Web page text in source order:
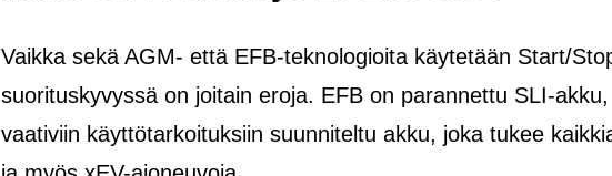
Vaikka sekä AGM- että EFB-teknologioita käytetään Start/
suorituskyvyssä on joitain eroja. EFB on parannettu SLI-
vaativiin käyttötarkoituksiin suunniteltu akku, joka tukee